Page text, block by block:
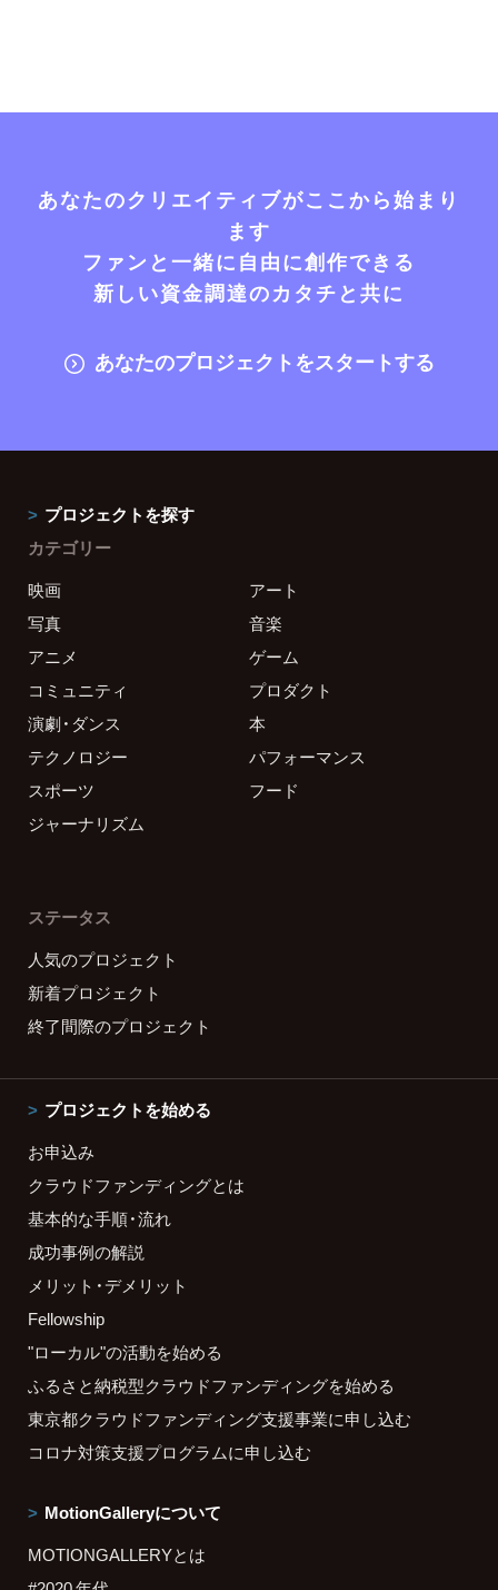
あなたのクリエイティブがここから始まり
ます
ファンと一緒に自由に創作できる
新しい資金調達のカタチと共に
あなたのプロジェクトをスタートする
プロジェクトを探す
カテゴリー
映画
アート
写真
音楽
アニメ
ゲーム
コミュニティ
プロダクト
演劇・ダンス
本
テクノロジー
パフォーマンス
スポーツ
フード
ジャーナリズム
ステータス
人気のプロジェクト
新着プロジェクト
終了間際のプロジェクト
プロジェクトを始める
お申込み
クラウドファンディングとは
基本的な手順・流れ
成功事例の解説
メリット・デメリット
Fellowship
"ローカル"の活動を始める
ふるさと納税型クラウドファンディングを始める
東京都クラウドファンディング支援事業に申し込む
コロナ対策支援プログラムに申し込む
MotionGalleryについて
MOTIONGALLERYとは